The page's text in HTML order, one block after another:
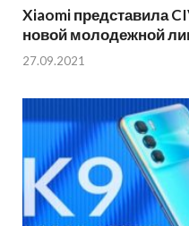
Xiaomi представила
новой молодежной
27.09.2021